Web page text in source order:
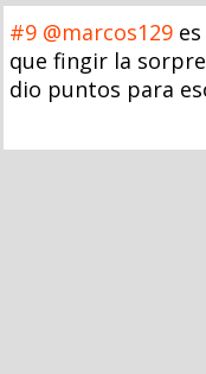
#9 @marcos129
que fingir la
dio puntos para